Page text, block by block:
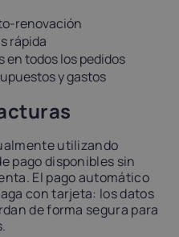
renovación
rápida
en todos los pedidos
y gastos
utilizando
pago disponibles sin
El pago automático
con tarjeta: los datos
de forma segura para